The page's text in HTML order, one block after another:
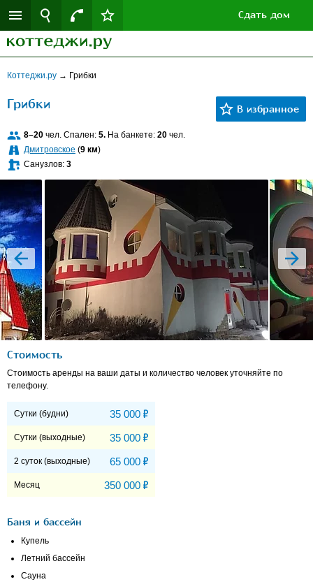
Сдать дом
Коттеджи.ру → Грибки
Грибки
8–20 чел. Спален: 5. На банкете: 20 чел.
Дмитровское (9 км)
Санузлов: 3
prev next
Стоимость
Стоимость аренды на ваши даты и количество человек уточняйте по
телефону.
Сутки (будни) 35 000 Р
Сутки (выходные) 35 000 Р
2 суток (выходные) 65 000 Р
Месяц 350 000 Р
Баня и бассейн
Купель
Летний бассейн
Сауна